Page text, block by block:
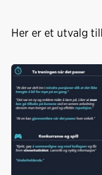
Her er et utvalg